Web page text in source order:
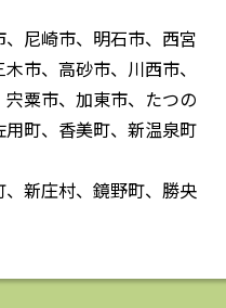
尼崎市、明石市、西宮
市、高砂市、川西市、
粟市、加東市、たつの
町、香美町、新温泉町
新庄村、鏡野町、勝央